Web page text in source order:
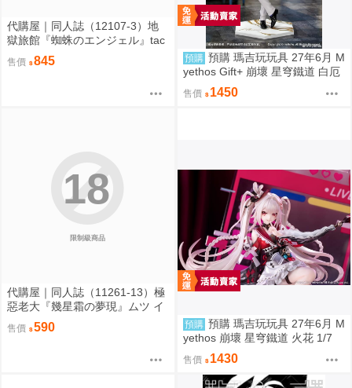
代購屋｜同人誌（12107-3）地
獄旅館『蜘蛛のエンジェル』tac
o オーガニック毒リンゴ
售價 845 預購 預購 瑪吉玩玩具 27年6月 M
yethos Gift+ 崩壞 星穹鐵道 白厄
列車環遊記Ver 1/8 1009
售價 1450
限制級商品
18
代購屋｜同人誌（11261-13）極
惡老大『幾星霜の夢現』ムツ イ
チメモリ
售價 590 預購 預購 瑪吉玩玩具 27年6月 M
yethos 崩壞 星穹鐵道 火花 1/7
特典版 壓克力打卡棒 1009
售價 1430